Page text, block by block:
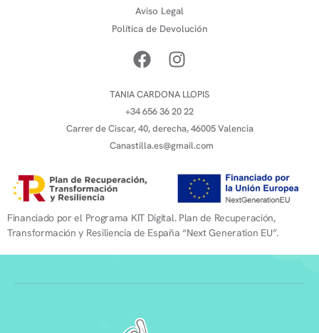
Aviso Legal
Política de Devolución
TANIA CARDONA LLOPIS
+34 656 36 20 22
Carrer de Ciscar, 40, derecha, 46005 Valencia
Canastilla.es@gmail.com
Financiado por el Programa KIT Digital. Plan de Recuperación,
Transformación y Resiliencia de España “Next Generation EU”.